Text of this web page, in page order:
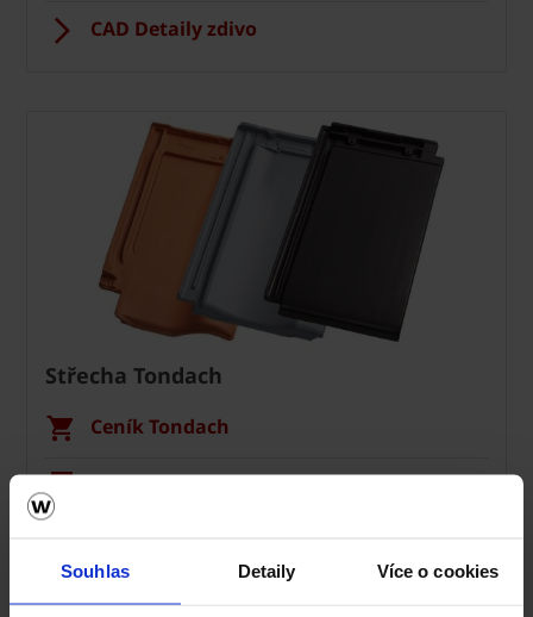
Souhlas Detaily Více o cookies
CAD Detaily zdivo
Střecha Tondach
Ceník Tondach
Kalkulace střešní krytiny
Střechy ve vašem okolí